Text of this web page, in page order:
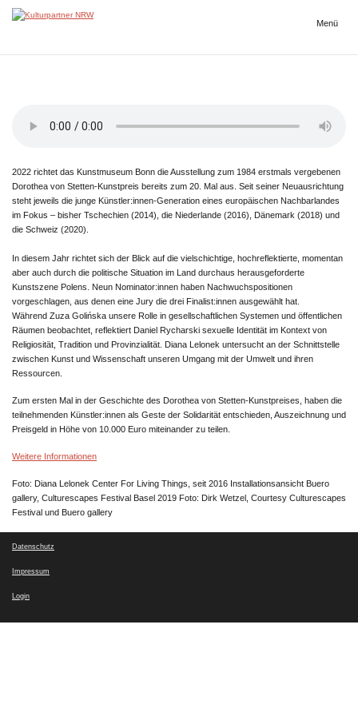
Inhalt
NRW
Menü
2022 richtet das Kunstmuseum Bonn die Ausstellung zum 1984 erstmals vergebenen
Dorothea von Stetten-Kunstpreis bereits zum 20. Mal aus. Seit seiner Neuausrichtung
steht jeweils die junge Künstler:innen-Generation eines europäischen Nachbarlandes
im Fokus – bisher Tschechien (2014), die Niederlande (2016), Dänemark (2018) und
die Schweiz (2020).
In diesem Jahr richtet sich der Blick auf die vielschichtige, hochreflektierte, momentan
aber auch durch die politische Situation im Land durchaus herausgeforderte
Kunstszene Polens. Neun Nominator:innen haben Nachwuchspositionen
vorgeschlagen, aus denen eine Jury die drei Finalist:innen ausgewählt hat.
Während Zuza Golińska unsere Rolle in gesellschaftlichen Systemen und öffentlichen
Räumen beobachtet, reflektiert Daniel Rycharski sexuelle Identität im Kontext von
Religiosität, Tradition und Provinzialität. Diana Lelonek untersucht an der Schnittstelle
zwischen Kunst und Wissenschaft unseren Umgang mit der Umwelt und ihren
Ressourcen.
Zum ersten Mal in der Geschichte des Dorothea von Stetten-Kunstpreises, haben die
teilnehmenden Künstler:innen als Geste der Solidarität entschieden, Auszeichnung und
Preisgeld in Höhe von 10.000 Euro miteinander zu teilen.
Weitere Informationen
Foto: Diana Lelonek Center For Living Things, seit 2016 Installationsansicht Buero
gallery, Culturescapes Festival Basel 2019 Foto: Dirk Wetzel, Courtesy Culturescapes
Festival und Buero gallery
Datenschutz
Impressum
Login